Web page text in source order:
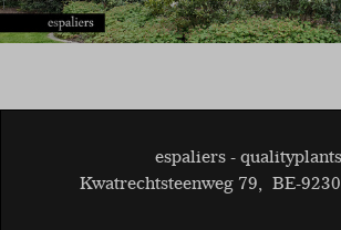
espaliers - qualityplants
Kwatrechtsteenweg 79, BE-